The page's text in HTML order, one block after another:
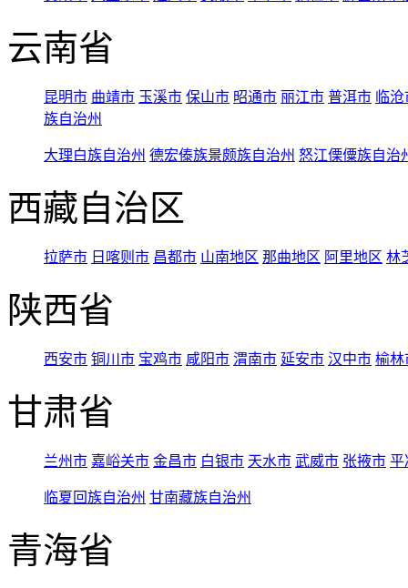
云南省
昆明市 曲靖市 玉溪市 保山市 昭通市 丽江市 普洱市 临
族自治州
大理白族自治州 德宏傣族景颇族自治州 怒江傈僳族自治
西藏自治区
拉萨市 日喀则市 昌都市 山南地区 那曲地区 阿里地区 林
陕西省
西安市 铜川市 宝鸡市 咸阳市 渭南市 延安市 汉中市 榆林
甘肃省
兰州市 嘉峪关市 金昌市 白银市 天水市 武威市 张掖市 平
临夏回族自治州 甘南藏族自治州
青海省